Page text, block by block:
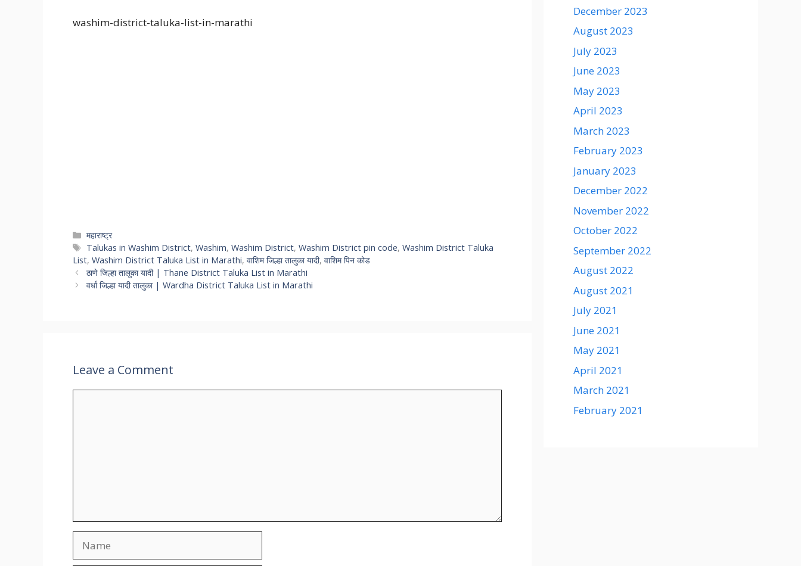
washim-district-taluka-list-in-marathi
महाराष्ट्र
Talukas in Washim District,Washim,Washim District,Washim District pin code,Washim District Taluka
List, Washim District Taluka List in Marathi, वाशिम जिल्हा तालुका यादी, वाशिम पिन कोड
ठाणे जिल्हा तालुका यादी | Thane District Taluka List in Marathi
वर्धा जिल्हा यादी तालुका | Wardha District Taluka List in Marathi
Leave a Comment
December 2023
August 2023
July 2023
June 2023
May 2023
April 2023
March 2023
February 2023
January 2023
December 2022
November 2022
October 2022
September 2022
August 2022
August 2021
July 2021
June 2021
May 2021
April 2021
March 2021
February 2021